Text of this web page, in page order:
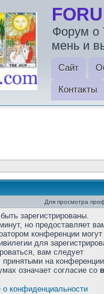
Форум о
мень и
Сайт
Контакты
Для просмотра
зарегистрированы.
но предоставляет
конференции
для
вам следует
принятыми на
означает согласие со
конфиденциальности